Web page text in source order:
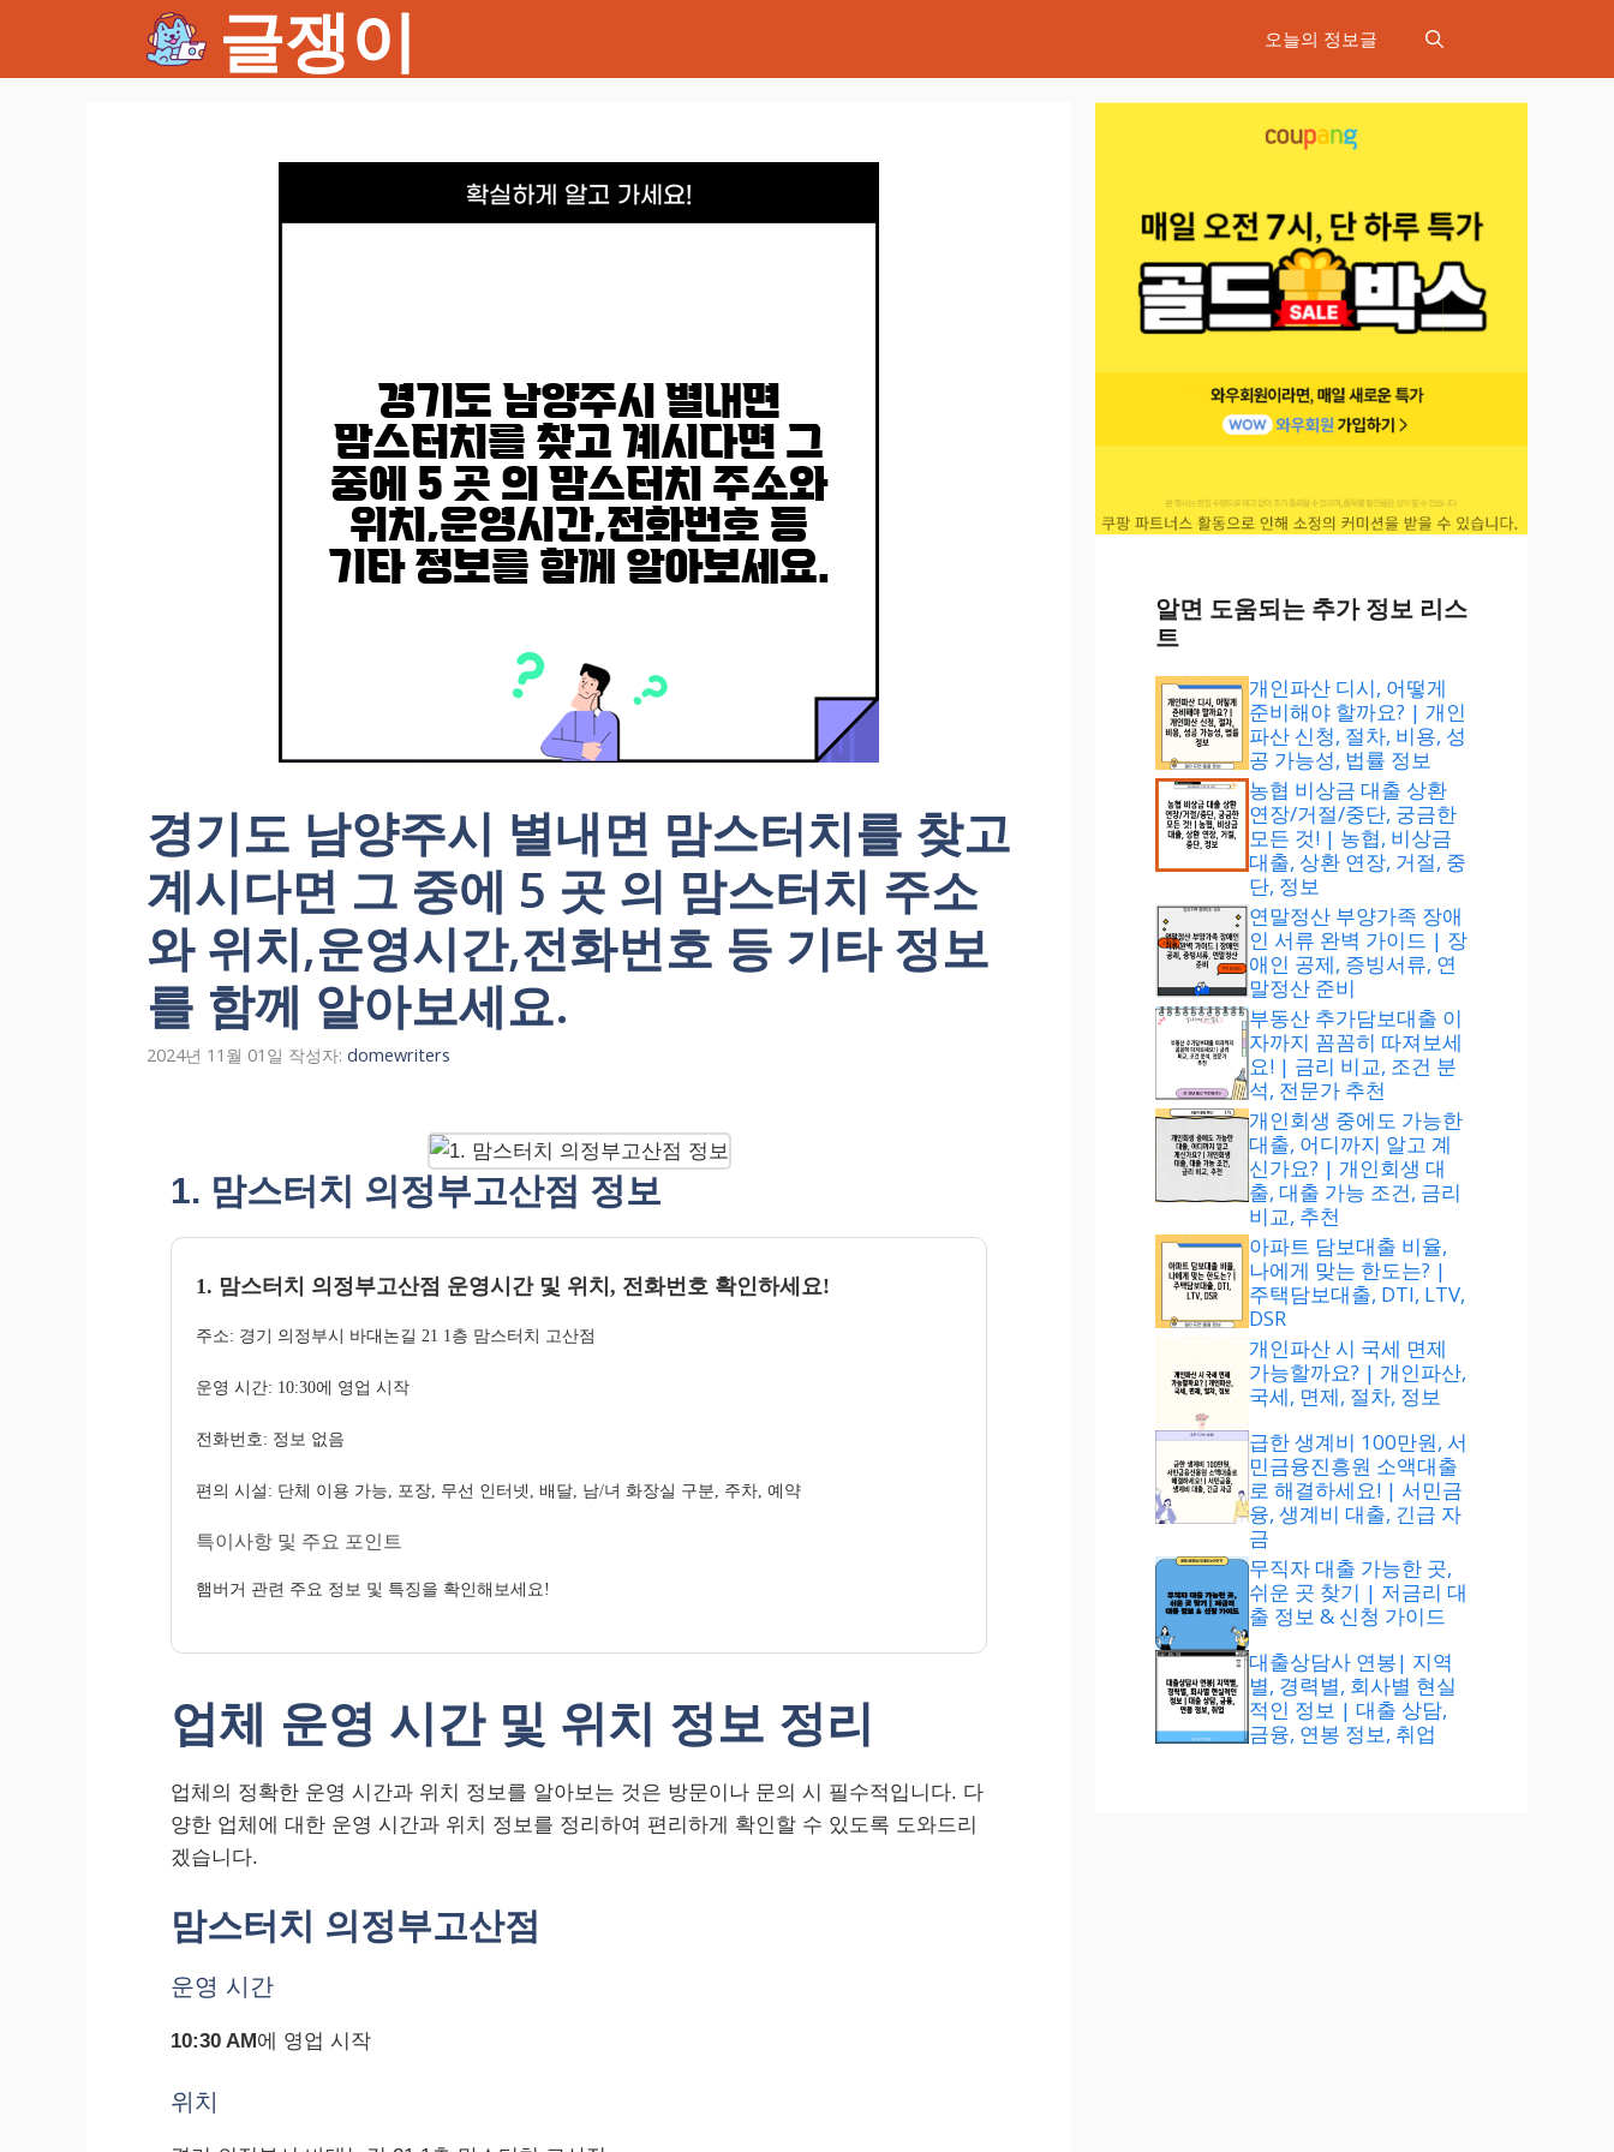
츠
글쟁이 오늘의 정보글
경기도 남양주시 별내면 맘스터치를 찾고
계시다면 그 중에 5 곳 의 맘스터치 주소
와 위치,운영시간,전화번호 등 기타 정보
를 함께 알아보세요.
2024년 11월 01일 작성자: domewriters
1. 맘스터치 의정부고산점 정보
1. 맘스터치 의정부고산점 운영시간 및 위치, 전화번호 확인하세요!
주소: 경기 의정부시 바대논길 21 1층 맘스터치 고산점
운영 시간: 10:30에 영업 시작
전화번호: 정보 없음
편의 시설: 단체 이용 가능, 포장, 무선 인터넷, 배달, 남/녀 화장실 구분, 주차, 예약
특이사항 및 주요 포인트
햄버거 관련 주요 정보 및 특징을 확인해보세요!
업체 운영 시간 및 위치 정보 정리
업체의 정확한 운영 시간과 위치 정보를 알아보는 것은 방문이나 문의 시 필수적입니다. 다
양한 업체에 대한 운영 시간과 위치 정보를 정리하여 편리하게 확인할 수 있도록 도와드리
겠습니다.
맘스터치 의정부고산점
운영 시간
10:30 AM에 영업 시작
위치
알면 도움되는 추가 정보 리스
트
개인파산 디시, 어떻게
준비해야 할까요? | 개인
파산 신청, 절차, 비용, 성
공 가능성, 법률 정보
농협 비상금 대출 상환
연장/거절/중단, 궁금한
모든 것! | 농협, 비상금
대출, 상환 연장, 거절, 중
단, 정보
연말정산 부양가족 장애
인 서류 완벽 가이드 | 장
애인 공제, 증빙서류, 연
말정산 준비
부동산 추가담보대출 이
자까지 꼼꼼히 따져보세
요! | 금리 비교, 조건 분
석, 전문가 추천
개인회생 중에도 가능한
대출, 어디까지 알고 계
신가요? | 개인회생 대
출, 대출 가능 조건, 금리
비교, 추천
아파트 담보대출 비율,
나에게 맞는 한도는? |
주택담보대출, DTI, LTV,
DSR
개인파산 시 국세 면제
가능할까요? | 개인파산,
국세, 면제, 절차, 정보
급한 생계비 100만원, 서
민금융진흥원 소액대출
로 해결하세요! | 서민금
융, 생계비 대출, 긴급 자
금
무직자 대출 가능한 곳,
쉬운 곳 찾기 | 저금리 대
출 정보 & 신청 가이드
대출상담사 연봉| 지역
별, 경력별, 회사별 현실
적인 정보 | 대출 상담,
금융, 연봉 정보, 취업